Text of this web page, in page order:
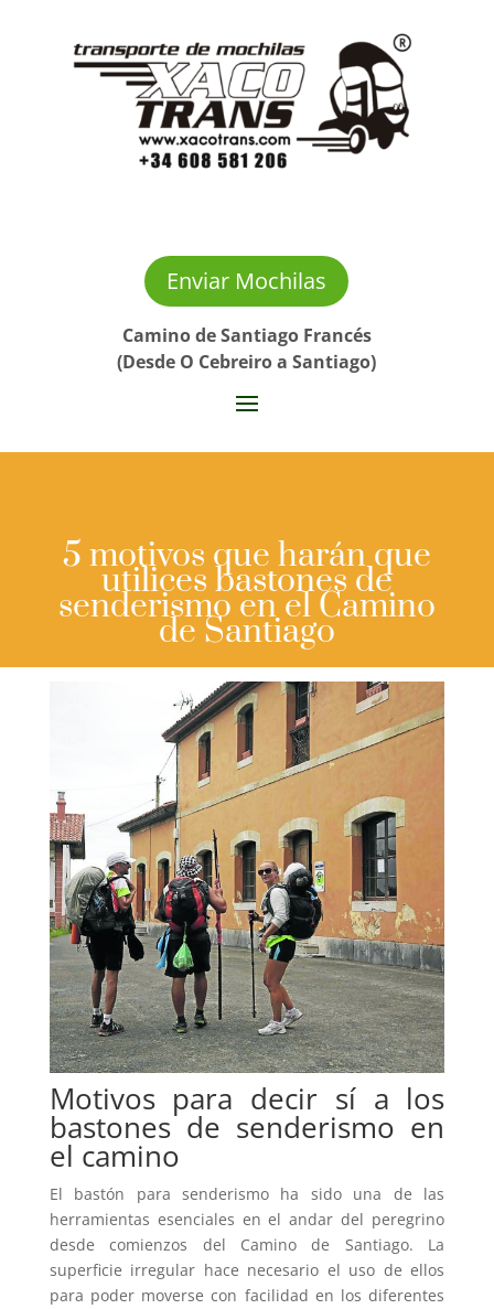
Enviar Mochilas
Camino de Santiago Francés
(Desde O Cebreiro a Santiago)
5 motivos que harán que
utilices bastones de
senderismo en el Camino
de Santiago
Motivos para decir sí a los
bastones de senderismo en
el camino
El bastón para senderismo ha sido una de las
herramientas esenciales en el andar del peregrino
desde comienzos del Camino de Santiago. La
superficie irregular hace necesario el uso de ellos
para poder moverse con facilidad en los diferentes